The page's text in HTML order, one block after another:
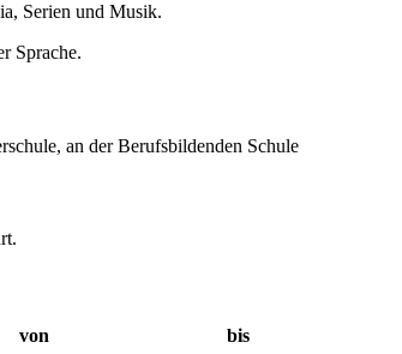
Serien und Musik.
Sprache.
an der Berufsbildenden Schule
von
bis